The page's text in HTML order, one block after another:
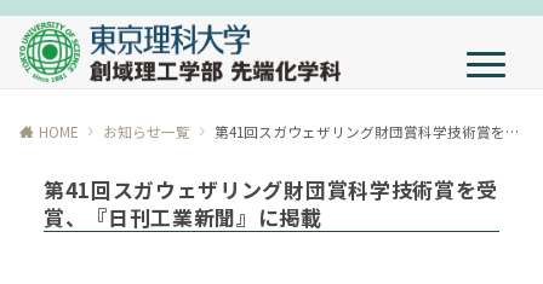
HOME お知らせ一覧 第41回スガウェザリング財団賞科学技術賞を受賞、『日刊工業新聞』に掲載
第41回スガウェザリング財団賞科学技術賞を受
賞、『日刊工業新聞』に掲載